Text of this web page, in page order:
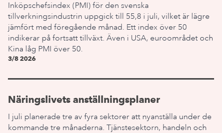
Inköpschefsindex (PMI) för den svenska
tillverkningsindustrin uppgick till 55,8 i juli, vilket är lägre
jämfört med föregående månad. Ett index över 50
indikerar på fortsatt tillväxt. Även i USA, euroområdet och
Kina låg PMI över 50.
3/8 2026
Näringslivets anställningsplaner
I juli planerade tre av fyra sektorer att nyanställa under de
kommande tre månaderna. Tjänstesektorn, handeln och